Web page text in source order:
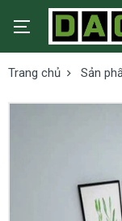
Trang chủ Sản